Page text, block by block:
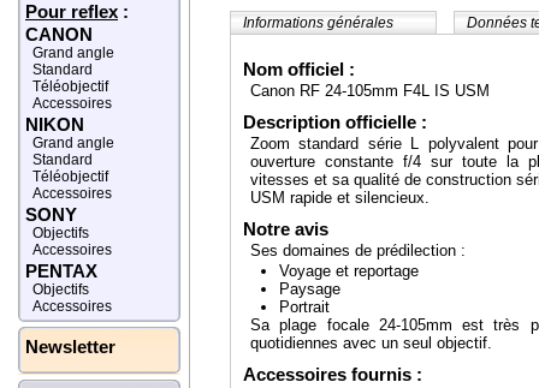
Pour reflex :
CANON
Grand angle
Standard
Téléobjectif
Accessoires
NIKON
Grand angle
Standard
Téléobjectif
Accessoires
SONY
Objectifs
Accessoires
PENTAX
Objectifs
Accessoires
Newsletter
Informations générales Données
Nom officiel :
Canon RF 24-105mm F4L IS USM
Description officielle :
Zoom standard série L polyvalent
ouverture constante f/4 sur toute la
vitesses et sa qualité de construction
USM rapide et silencieux.
Notre avis
Ses domaines de prédilection :
Voyage et reportage
Paysage
Portrait
Sa plage focale 24-105mm est très
quotidiennes avec un seul objectif.
Accessoires fournis :